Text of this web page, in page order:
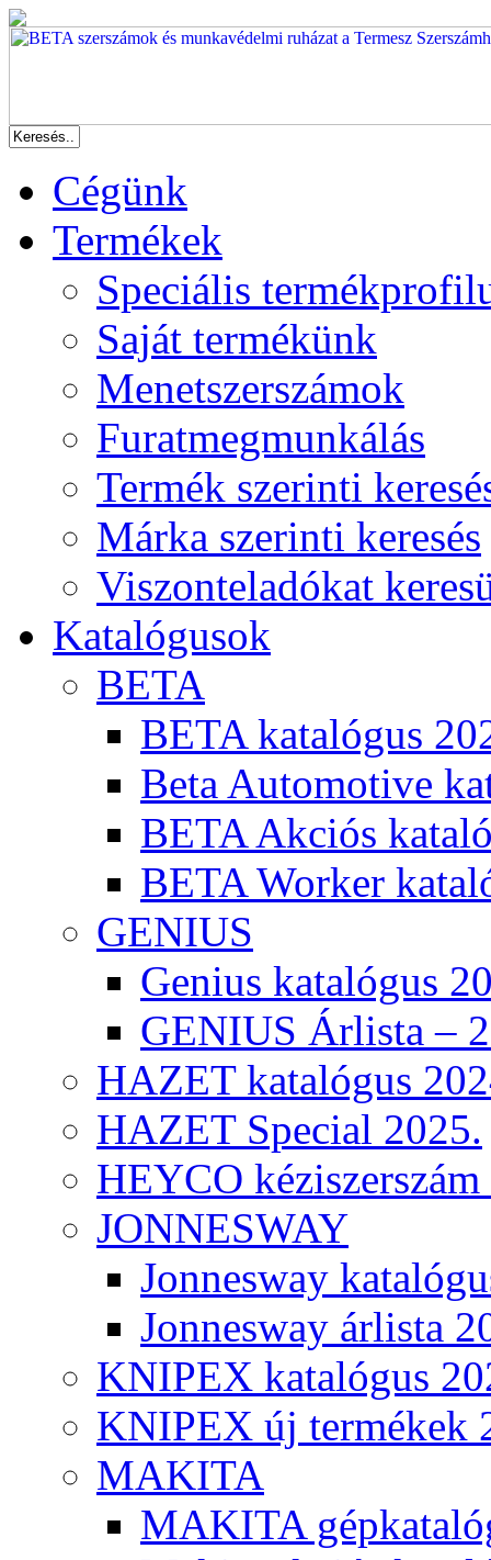
Cégünk
Termékek
Speciális
Saját termékünk
Menetszerszámok
Furatmegmunkálás
Termék szerinti
Márka szerinti keresés
Viszonteladókat
Katalógusok
BETA
BETA katalógus
Beta Automotive
BETA Akciós
BETA Worker
GENIUS
Genius katalógus
GENIUS Árlista –
HAZET katalógus
HAZET Special 2025.
HEYCO
JONNESWAY
Jonnesway
Jonnesway árlista
KNIPEX katalógus
KNIPEX új termékek
MAKITA
MAKITA